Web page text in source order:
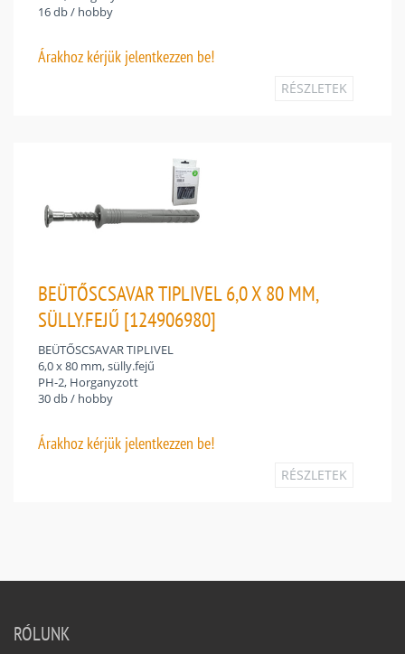
16 db / hobby
Árakhoz kérjük jelentkezzen be!
RÉSZLETEK
BEÜTŐSCSAVAR TIPLIVEL 6,0 X 80 MM,
SÜLLY.FEJŰ [124906980]
BEÜTŐSCSAVAR TIPLIVEL
6,0 x 80 mm, sülly.fejű
PH-2, Horganyzott
30 db / hobby
Árakhoz kérjük jelentkezzen be!
RÉSZLETEK
RÓLUNK